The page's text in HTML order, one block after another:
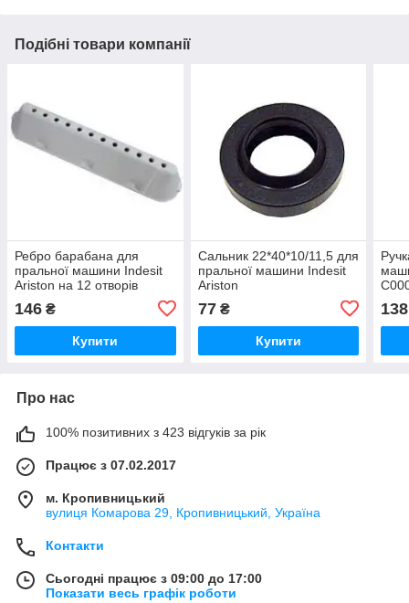
Подібні товари компанії
Ребро барабана для
пральної машини Indesit
Ariston на 12 отворів
146 ₴
Купити
Сальник 22*40*10/11,5 для
пральної машини Indesit
Ariston
77₴
Купити
138
Про нас
100% позитивних з 423 відгуків за рік
Працює з 07.02.2017
м. Кропивницький
вулиця Комарова 29, Кропивницький, Україна
Контакти
Сьогодні працює з 09:00 до 17:00
Показати весь графік роботи